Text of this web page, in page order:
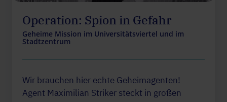
Operation: Spion in Gefahr
Geheime Mission im Universitätsviertel und im
Stadtzentrum
Wir brauchen hier echte Geheimagenten!
Agent Maximilian Striker steckt in großen